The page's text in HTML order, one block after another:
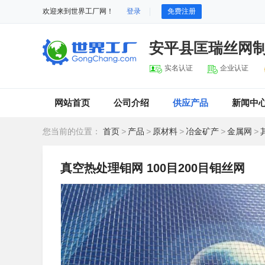
欢迎来到世界工厂网！ 登录 免费注册
安平县匡瑞丝网
实名认证 企业认证
网站首页 公司介绍 供应产品 新闻中
您当前的位置： 首页 > 产品 > 原材料 > 冶金矿产 >金属网 >
真空热处理钼网 100目200目钼丝网